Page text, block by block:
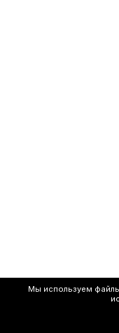
Мы используем